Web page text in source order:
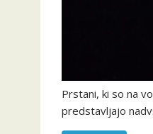
Prstani, ki so na
predstavljajo